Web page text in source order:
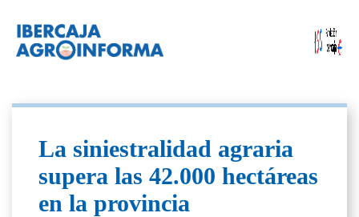
La siniestralidad agraria
supera las 42.000 hectáreas
en la provincia